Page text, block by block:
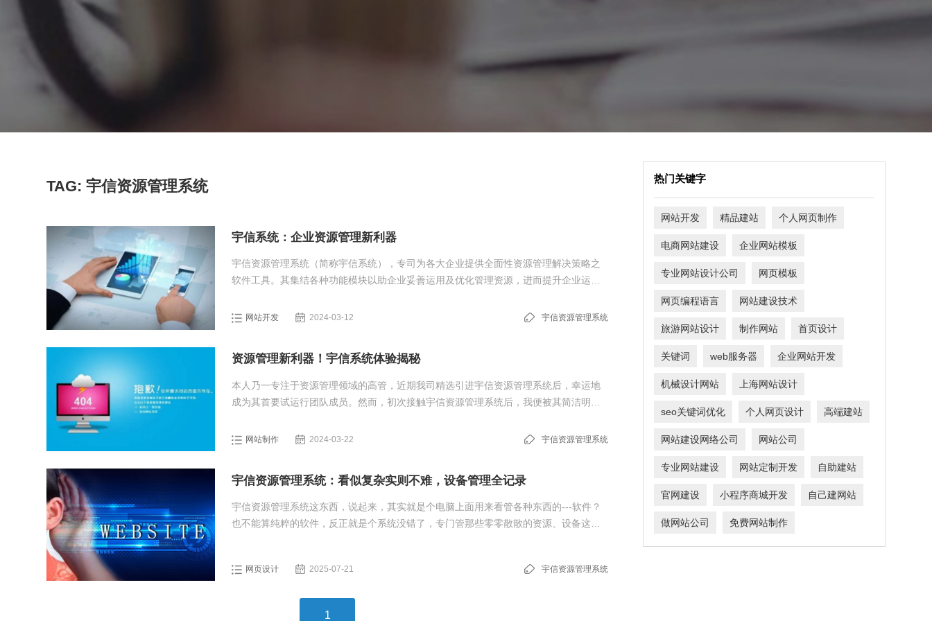
TAG: 宇信资源管理系统
宇信系统：企业资源管理新利器
宇信资源管理系统（简称宇信系统），专司为各大企业提供全面性资源管理解决策略之
软件工具。其集结各种功能模块以助企业妥善运用及优化管理资源，进而提升企业运营
信息防护。
网站开发 2024-03-12 宇信资源管理系统
资源管理新利器！宇信系统体验揭秘
本人乃一专注于资源管理领域的高管，近期我司精选引进宇信资源管理系统后，幸运地
成为其首要试运行团队成员。然而，初次接触宇信资源管理系统后，我便被其简洁明晰
合来看，宇信资源管理系统是一款强大且用户友好的企业资源管理平台。
网站制作 2024-03-22 宇信资源管理系统
宇信资源管理系统：看似复杂实则不难，设备管理全记录
宇信资源管理系统这东西，说起来，其实就是个电脑上面用来看管各种东西的---软件？
也不能算纯粹的软件，反正就是个系统没错了，专门管那些零零散散的资源、设备这些
网页设计 2025-07-21 宇信资源管理系统
1
热门关键字
网站开发 精品建站 个人网页制作
电商网站建设 企业网站模板
专业网站设计公司 网页模板
网页编程语言 网站建设技术
旅游网站设计 制作网站 首页设计
关键词 web服务器 企业网站开发
机械设计网站 上海网站设计
seo关键词优化 个人网页设计 高端建站
网站建设网络公司 网站公司
专业网站建设 网站定制开发 自助建站
官网建设 小程序商城开发 自己建网站
做网站公司 免费网站制作